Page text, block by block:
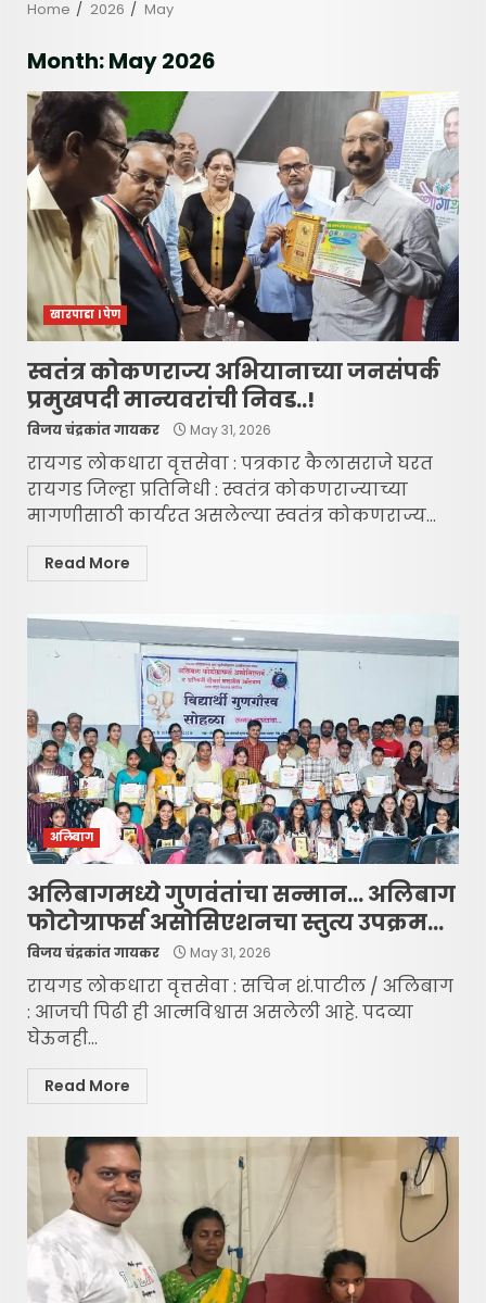
Home 2026 May
Month:May 2026
खारपाडा l पेण
स्वतंत्र कोकणराज्य अभियानाच्या जनसंपर्क
प्रमुखपदी मान्यवरांची निवड..!
विजय चंद्रकांत गायकर May 31, 2026
रायगड लोकधारा वृत्तसेवा : पत्रकार कैलासराजे घरत
रायगड जिल्हा प्रतिनिधी : स्वतंत्र कोकणराज्याच्या
मागणीसाठी कार्यरत असलेल्या स्वतंत्र कोकणराज्य...
Read More
अलिबाग
अलिबागमध्ये गुणवंतांचा सन्मान… अलिबाग
फोटोग्राफर्स असोसिएशनचा स्तुत्य उपक्रम…
विजय चंद्रकांत गायकर May 31, 2026
रायगड लोकधारा वृत्तसेवा : सचिन शं.पाटील / अलिबाग
: आजची पिढी ही आत्मविश्वास असलेली आहे. पदव्या
घेऊनही...
Read More